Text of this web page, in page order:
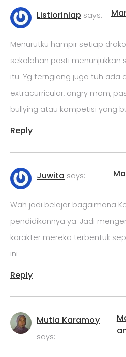
Listioriniap says:
Menurutku hampir setiap
sekolahan pasti menunjukkan
itu. Yg terngiang juga tuh ada
extracurricular, angry mom,
bullying atau kompetisi yang
Reply
Juwita says:
Wah jadi belajar bagaimana
pendidikannya ya. Jadi
karakter mereka terbentuk
ini
Reply
Mutia Karamoy
says: